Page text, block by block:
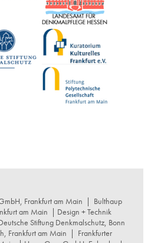
Frankfurt am Main | Bulthaup
am Main | Design + Technik
Stiftung Denkmalschutz, Bonn
Frankfurt am Main | Frankfurter